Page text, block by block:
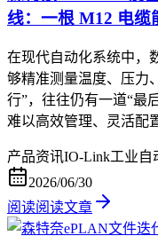
线：一根 M12 电缆
在现代自动化系统中，
够精准测量温度、压力
行”，往往仍有一道“
难以高效管理、灵活配
产品资讯IO-Link工业自
2026/06/30
阅读阅读文章